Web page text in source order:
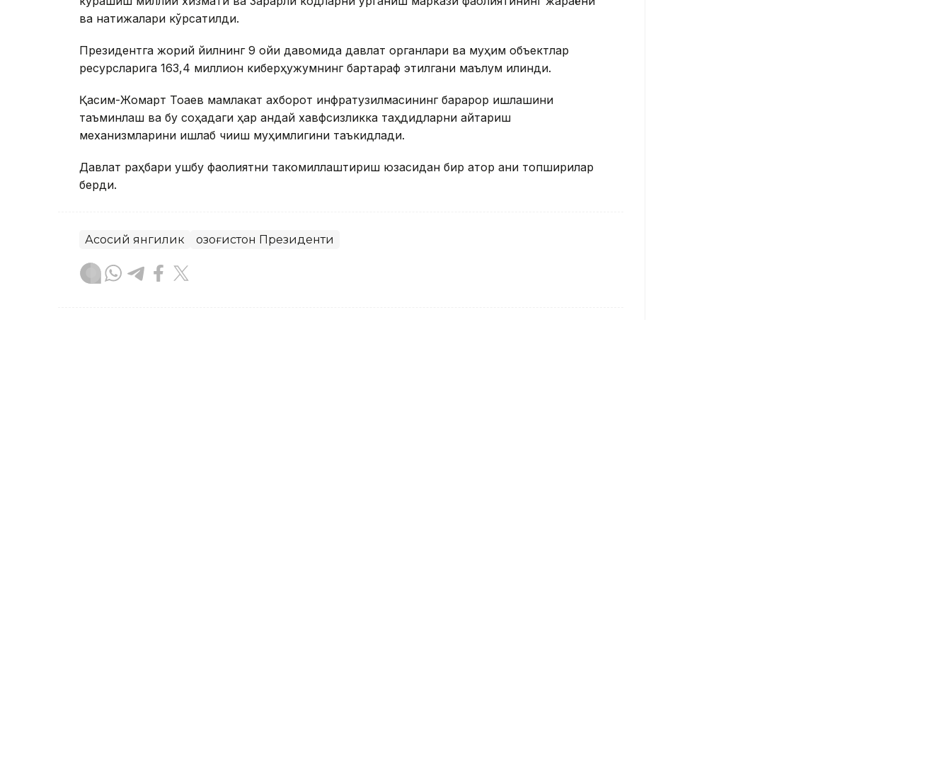
ва натижалари кўрсатилди.
Президентга жорий йилнинг 9 ойи давомида давлат органлари ва муҳим объектлар
ресурсларига 163,4 миллион киберҳужумнинг бартараф этилгани маълум қилинди.
Қасим-Жомарт Тоқаев мамлакат ахборот инфратузилмасининг барқарор ишлашини
таъминлаш ва бу соҳадаги ҳар қандай хавфсизликка таҳдидларни қайтариш
механизмларини ишлаб чиқиш муҳимлигини таъкидлади.
Давлат раҳбари ушбу фаолиятни такомиллаштириш юзасидан бир қатор аниқ топшириқлар
берди.
Асосий янгилик Қозоғистон Президенти